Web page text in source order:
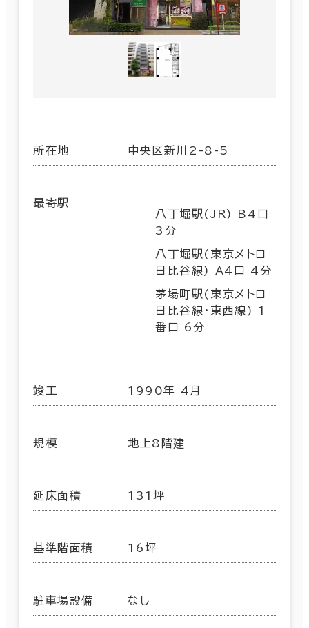
所在地 中央区新川2-8-5
最寄駅
八丁堀駅(JR) B4口
3分
八丁堀駅(東京メトロ
日比谷線) A4口 4分
茅場町駅(東京メトロ
日比谷線･東西線) 1
番口 6分
竣工 1990年 4月
規模 地上8階建
延床面積 131坪
基準階面積 16坪
駐車場設備 なし